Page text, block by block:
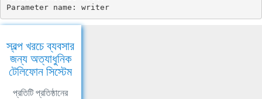
Parameter name: writer
স্বল্প খরচে ব্যবসার
জন্য অত্যাধুনিক
টেলিফোন সিস্টেম
প্রতিটি প্রতিষ্ঠানের